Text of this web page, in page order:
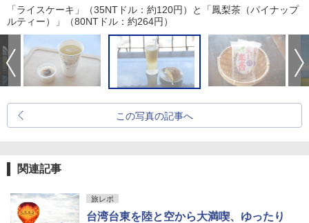
「ライスケーキ」（35NTドル：約120円）と「鳳梨茶（パイナップ
ルティー）」（80NTドル：約264円）
この写真の記事へ
関連記事
旅レポ
台湾台東を陸と空から大満喫、ゆったり